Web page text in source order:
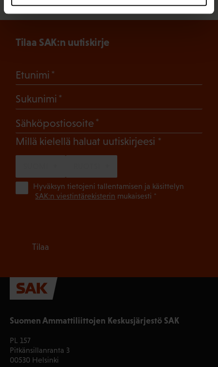
Suomen Ammattiliittojen Keskusjärjestö SAK
PL 157
Pitkänsillanranta 3
00530 Helsinki
Tilaa SAK:n uutiskirje
Etunimi
Sukunimi
Sähköpostiosoite
Millä kielellä haluat uutiskirjeesi (Pakollinen)
Hyväksyn tietojeni tallentamisen ja käsittelyn
SAK:n viestintärekisterin mukaisesti *
Tilaa